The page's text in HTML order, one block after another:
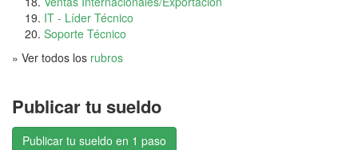
IT - Líder Técnico
Soporte Técnico
» Ver todos los rubros
Publicar tu sueldo
Publicar tu sueldo en 1 paso